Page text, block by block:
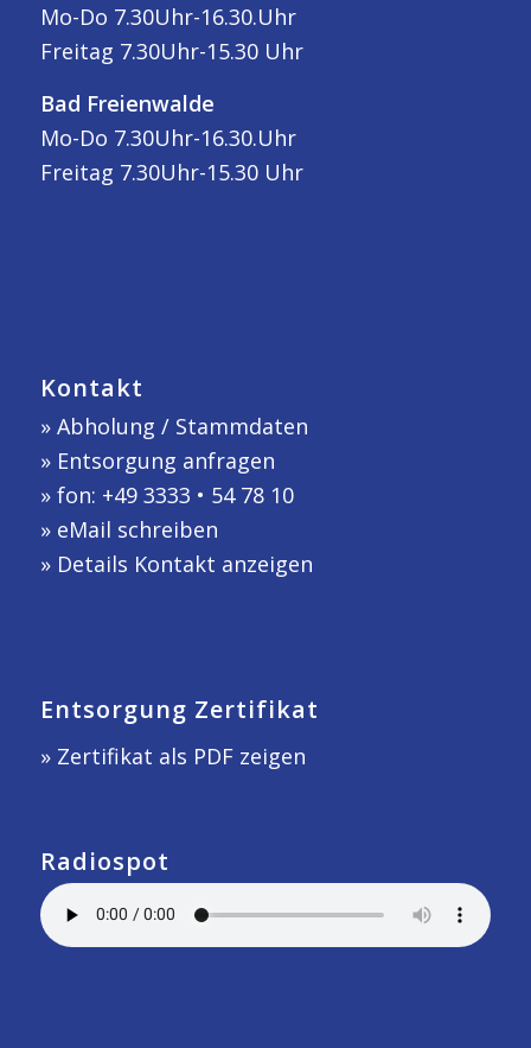
Mo-Do 7.30Uhr-16.30.Uhr
Freitag 7.30Uhr-15.30 Uhr
Bad Freienwalde
Mo-Do 7.30Uhr-16.30.Uhr
Freitag 7.30Uhr-15.30 Uhr
Kontakt
» Abholung / Stammdaten
» Entsorgung anfragen
» fon: +49 3333 • 54 78 10
» eMail schreiben
» Details Kontakt anzeigen
Entsorgung Zertifikat
» Zertifikat als PDF zeigen
Radiospot